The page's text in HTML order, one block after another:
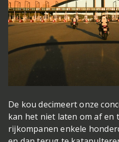
De kou decimeert onze
kan het niet laten om af en
rijkompanen enkele